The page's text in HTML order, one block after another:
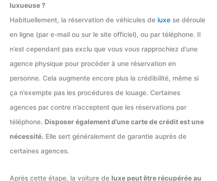
luxueuse ?
Habituellement, la réservation de véhicules de luxe se déroule
en ligne (par e-mail ou sur le site officiel), ou par téléphone. Il
n’est cependant pas exclu que vous vous rapprochiez d’une
agence physique pour procéder à une réservation en
personne. Cela augmente encore plus la crédibilité, même si
ça n’exempte pas les procédures de louage. Certaines
agences par contre n’acceptent que les réservations par
téléphone. Disposer également d’une carte de crédit est une
nécessité. Elle sert généralement de garantie auprès de
certaines agences.
Après cette étape, la voiture de luxe peut être récupérée au